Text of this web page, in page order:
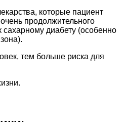
которые пациент
продолжительного
диабету (особенно
тем больше риска для